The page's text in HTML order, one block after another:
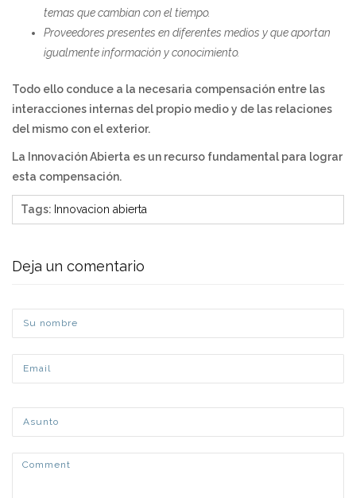
temas que cambian con el tiempo.
Proveedores presentes en diferentes medios y que aportan
igualmente información y conocimiento.
Todo ello conduce a la necesaria compensación entre las
interacciones internas del propio medio y de las relaciones
del mismo con el exterior.
La Innovación Abierta es un recurso fundamental para lograr
esta compensación.
Tags: Innovacion abierta
Deja un comentario